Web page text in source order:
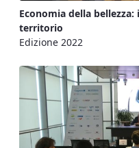
Economia della
territorio
Edizione 2022